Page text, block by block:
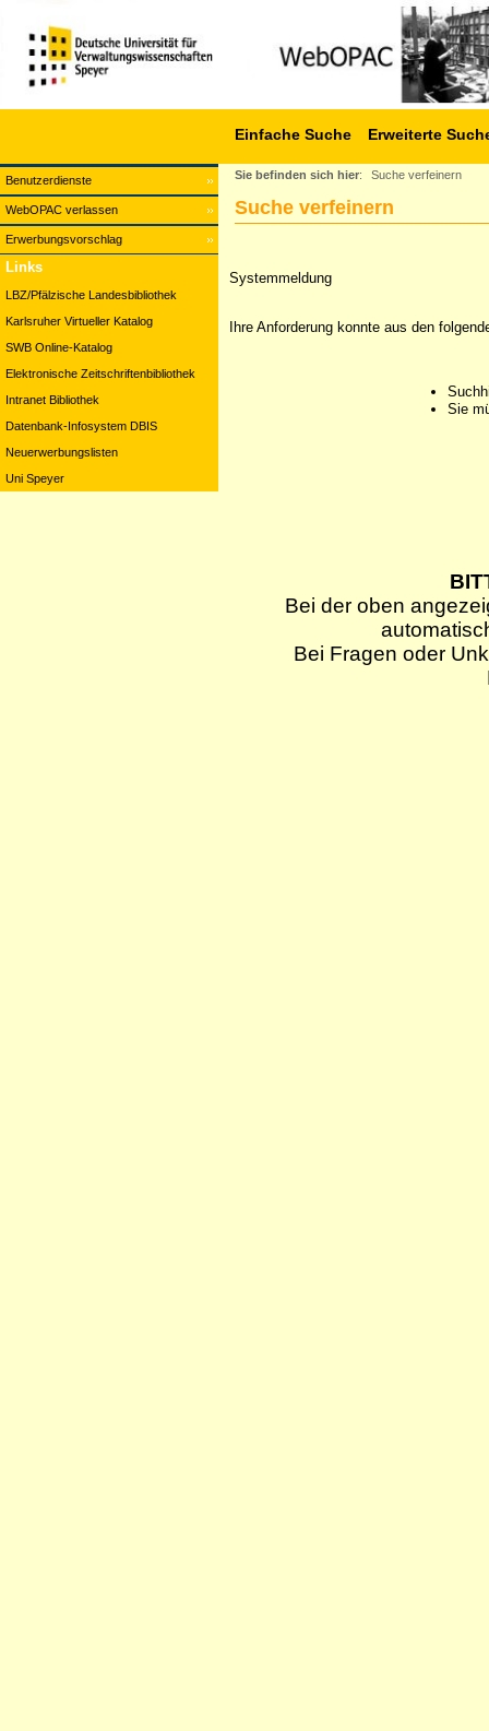
Benutzerdienste
WebOPAC verlassen
Erwerbungsvorschlag
Einfache Suche Erweiterte
Links
LBZ/Pfälzische Landesbibliothek
Karlsruher Virtueller Katalog
SWB Online-Katalog
Elektronische Zeitschriftenbibliothek
Intranet Bibliothek
Datenbank-Infosystem DBIS
Neuerwerbungslisten
Uni Speyer
Sie befinden sich hier: Suche verfeinern
Suche verfeinern
Systemmeldung
Ihre Anforderung konnte aus den
Sie
Bei der oben
Bei Fragen oder